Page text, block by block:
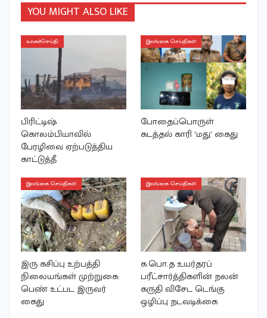
YOU MIGHT ALSO LIKE
உலகச்செய்தி
பிரிட்டிஷ்
கொலம்பியாவில்
பேரழிவை ஏற்படுத்திய
காட்டுத்தீ
இலங்கை செய்திகள்
போதைப்பொருள்
கடத்தல் காரி ‘மது’ கைது
இலங்கை செய்திகள்
இரு கசிப்பு உற்பத்தி
நிலையங்கள் முற்றுகை:
பெண் உட்பட இருவர்
கைது
இலங்கை செய்திகள்
க.பொ.த உயர்தரப்
பரீட்சார்த்திகளின் நலன்
கருதி விசேட டெங்கு
ஒழிப்பு நடவடிக்கை